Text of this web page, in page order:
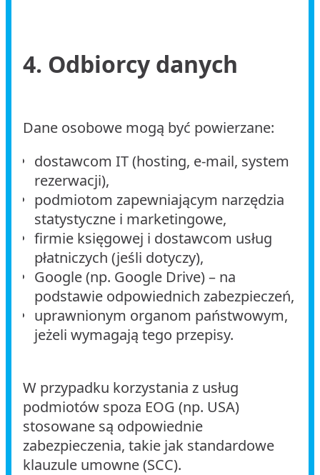
4. Odbiorcy danych
Dane osobowe mogą być powierzane:
dostawcom IT (hosting, e-mail, system
rezerwacji),
podmiotom zapewniającym narzędzia
statystyczne i marketingowe,
firmie księgowej i dostawcom usług
płatniczych (jeśli dotyczy),
Google (np. Google Drive) – na
podstawie odpowiednich zabezpieczeń,
uprawnionym organom państwowym,
jeżeli wymagają tego przepisy.
W przypadku korzystania z usług
podmiotów spoza EOG (np. USA)
stosowane są odpowiednie
zabezpieczenia, takie jak standardowe
klauzule umowne (SCC).